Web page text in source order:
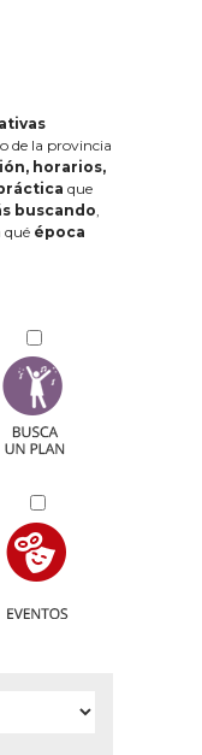
de la provincia
horarios,
que
buscando,
qué época